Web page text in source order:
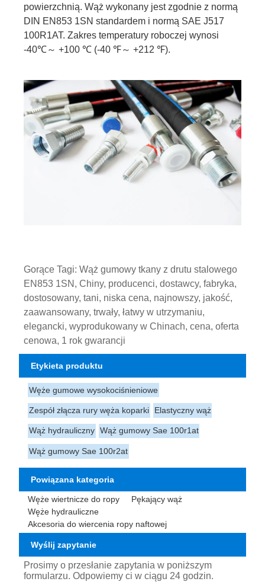
powierzchnią. Wąż wykonany jest zgodnie z normą
DIN EN853 1SN standardem i normą SAE J517
100R1AT. Zakres temperatury roboczej wynosi
-40℃～ +100 ℃ (-40 ℉～ +212 ℉).
Gorące Tagi: Wąż gumowy tkany z drutu stalowego
EN853 1SN, Chiny, producenci, dostawcy, fabryka,
dostosowany, tani, niska cena, najnowszy, jakość,
zaawansowany, trwały, łatwy w utrzymaniu,
elegancki, wyprodukowany w Chinach, cena, oferta
cenowa, 1 rok gwarancji
Etykieta produktu
Węże gumowe wysokociśnieniowe
Zespół złącza rury węża koparki Elastyczny wąż
Wąż hydrauliczny Wąż gumowy Sae 100r1at
Wąż gumowy Sae 100r2at
Powiązana kategoria
Węże wiertnicze do ropy
Pękający wąż
Węże hydrauliczne
Akcesoria do wiercenia ropy naftowej
Wyślij zapytanie
Prosimy o przesłanie zapytania w poniższym
formularzu. Odpowiemy ci w ciągu 24 godzin.